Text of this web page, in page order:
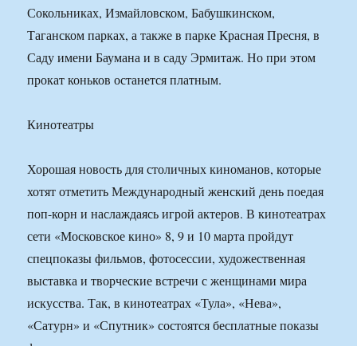
Сокольниках, Измайловском, Бабушкинском,
Таганском парках, а также в парке Красная Пресня, в
Саду имени Баумана и в саду Эрмитаж. Но при этом
прокат коньков останется платным.
Кинотеатры
Хорошая новость для столичных киноманов, которые
хотят отметить Международный женский день поедая
поп-корн и наслаждаясь игрой актеров. В кинотеатрах
сети «Московское кино» 8, 9 и 10 марта пройдут
спецпоказы фильмов, фотосессии, художественная
выставка и творческие встречи с женщинами мира
искусства. Так, в кинотеатрах «Тула», «Нева»,
«Сатурн» и «Спутник» состоятся бесплатные показы